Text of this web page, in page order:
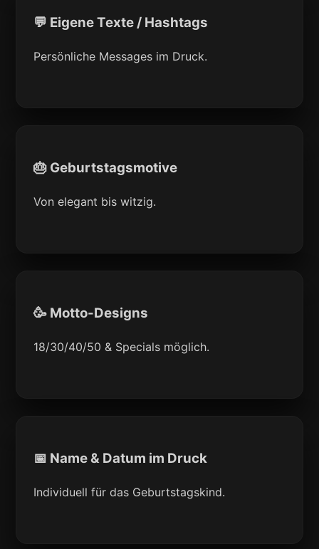
💬 Eigene Texte / Hashtags
Persönliche Messages im Druck.
🎂 Geburtstagsmotive
Von elegant bis witzig.
🥳 Motto-Designs
18/30/40/50 & Specials möglich.
📅 Name & Datum im Druck
Individuell für das Geburtstagskind.